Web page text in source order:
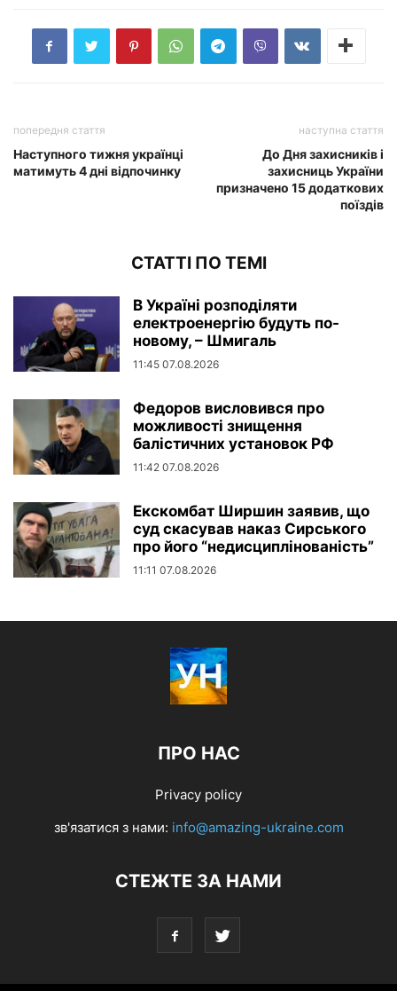
попередня стаття
Наступного тижня українці
матимуть 4 дні відпочинку
наступна стаття
До Дня захисників і
захисниць України
призначено 15 додаткових
поїздів
СТАТТІ ПО ТЕМІ
В Україні розподіляти
електроенергію будуть по-
новому, – Шмигаль
11:45 07.08.2026
Федоров висловився про
можливості знищення
балістичних установок РФ
11:42 07.08.2026
Екскомбат Ширшин заявив, що
суд скасував наказ Сирського
про його “недисциплінованість”
11:11 07.08.2026
ПРО НАС
Privacy policy
зв'язатися з нами: info@amazing-ukraine.com
СТЕЖТЕ ЗА НАМИ